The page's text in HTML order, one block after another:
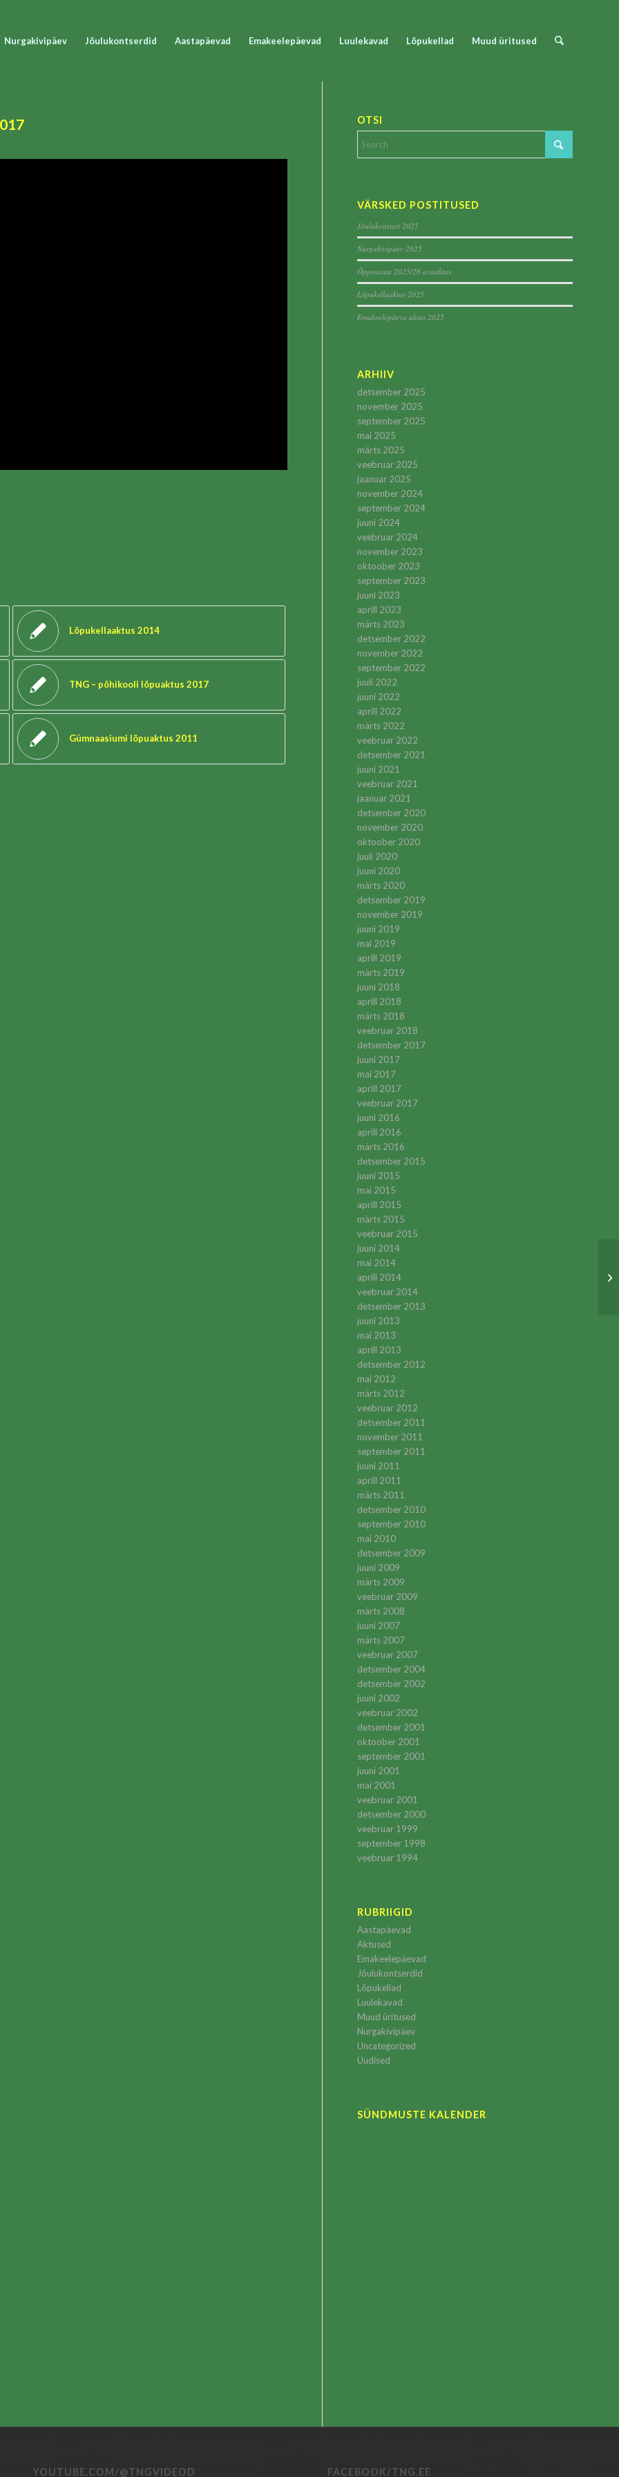
Nurgakivipäev Jõulukontserdid Aastapäevad Emakeelepäevad Luulekavad Lõpukellad Muud üritused
Lõpukellaaktus 2014
TNG – põhikooli lõpuaktus 2017
Gümnaasiumi lõpuaktus 2011
OTSI
VÄRSKED POSTITUSED
Jõulukontsert 2025
Nurgakivipäev 2025
Õppeaasta 2025/26 avaaktus
Lõpukellaaktus 2025
Emakeelepäeva aktus 2025
ARHIIV
detsember 2025
november 2025
september 2025
mai 2025
märts 2025
veebruar 2025
jaanuar 2025
november 2024
september 2024
juuni 2024
veebruar 2024
november 2023
oktoober 2023
september 2023
juuni 2023
aprill 2023
märts 2023
detsember 2022
november 2022
september 2022
juuli 2022
juuni 2022
aprill 2022
märts 2022
veebruar 2022
detsember 2021
juuni 2021
veebruar 2021
jaanuar 2021
detsember 2020
november 2020
oktoober 2020
juuli 2020
juuni 2020
märts 2020
detsember 2019
november 2019
juuni 2019
mai 2019
aprill 2019
märts 2019
juuni 2018
aprill 2018
märts 2018
veebruar 2018
detsember 2017
juuni 2017
mai 2017
aprill 2017
veebruar 2017
juuni 2016
aprill 2016
märts 2016
detsember 2015
juuni 2015
mai 2015
aprill 2015
märts 2015
veebruar 2015
juuni 2014
mai 2014
aprill 2014
veebruar 2014
detsember 2013
juuni 2013
mai 2013
aprill 2013
detsember 2012
mai 2012
märts 2012
veebruar 2012
detsember 2011
november 2011
september 2011
juuni 2011
aprill 2011
märts 2011
detsember 2010
september 2010
mai 2010
detsember 2009
juuni 2009
märts 2009
veebruar 2009
märts 2008
juuni 2007
märts 2007
veebruar 2007
detsember 2004
detsember 2002
juuni 2002
veebruar 2002
detsember 2001
oktoober 2001
september 2001
juuni 2001
mai 2001
veebruar 2001
detsember 2000
veebruar 1999
september 1998
veebruar 1994
RUBRIIGID
Aastapäevad
Aktused
Emakeelepäevad
Jõulukontserdid
Lõpukellad
Luulekavad
Muud üritused
Nurgakivipäev
Uncategorized
Uudised
SÜNDMUSTE KALENDER
YOUTUBE.COM/@TNGVIDEOD FACEBOOK/TNG.EE